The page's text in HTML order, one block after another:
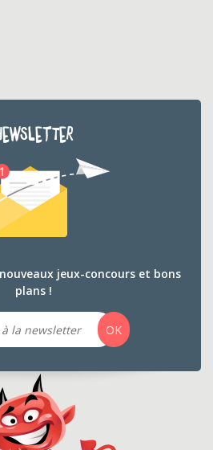
jeux-concours et bons
plans !
OK